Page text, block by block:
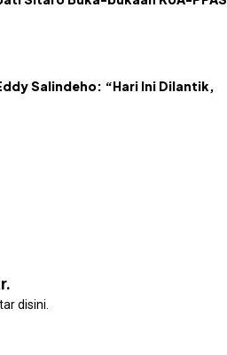
Salindeho: “Hari Ini Dilantik,
disini.